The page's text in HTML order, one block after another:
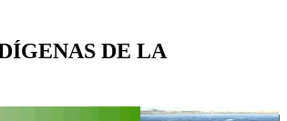
DE LA